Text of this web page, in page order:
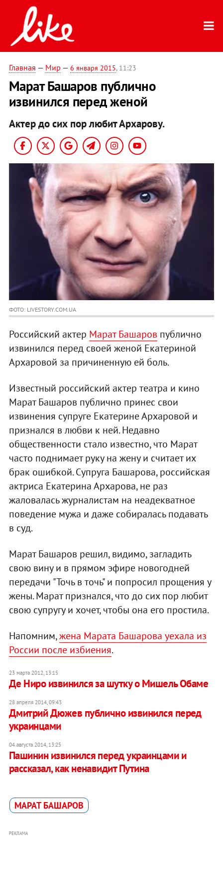
Главная — Мир — 6 января 2015, 11:23
Марат Башаров публично
извинился перед женой
Актер до сих пор любит Архарову.
ФОТО: LIVESTORY.COM.UA
Российский актер Марат Башаров публично
извинился перед своей женой Екатериной
Архаровой за причиненную ей боль.
Известный российский актер театра и кино
Марат Башаров публично принес свои
извинения супруге Екатерине Архаровой и
признался в любви к ней. Недавно
общественности стало известно, что Марат
часто поднимает руку на жену и считает их
брак ошибкой. Супруга Башарова, российская
актриса Екатерина Архарова, не раз
жаловалась журналистам на неадекватное
поведение мужа и даже собиралась подавать
в суд.
Марат Башаров решил, видимо, загладить
свою вину и в прямом эфире новогодней
передачи "Точь в точь" и попросил прощения у
жены. Марат признался, что до сих пор любит
свою супругу и хочет, чтобы она его простила.
Напомним,жена Марата Башарова уехала из
России после избиения.
23 марта 2012, 13:15
Де Ниро извинился за шутку о Мишель Обаме
28 апреля 2014, 09:43
Дмитрий Дюжев публично извинился перед
украинцами
04 августа 2014, 13:25
Пашинин извинился перед украинцами и
рассказал, как ненавидит Путина
МАРАТ БАШАРОВ
РЕКЛАМА